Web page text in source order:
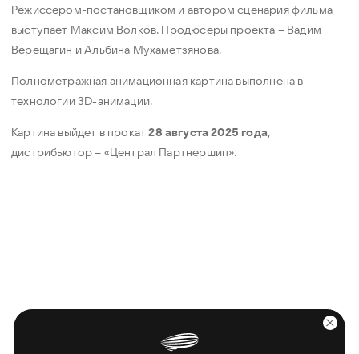
Режиссером-постановщиком и автором сценария фильма
выступает Максим Волков. Продюсеры проекта – Вадим
Верещагин и Альбина Мухаметзянова.
Полнометражная анимационная картина выполнена в
технологии 3D-анимации.
Картина выйдет в прокат28 августа 2025 года
дистрибьютор – «Централ Партнершип».